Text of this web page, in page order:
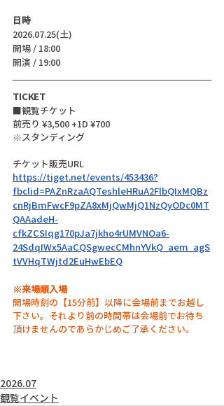
日時
2026.07.25(土)
開場 / 18:00
開演 / 19:00
TICKET
■観覧チケット
前売り ¥3,500 +1D ¥700
※スタンディング
チケット販売URL
https://tiget.net/events/453436?
fbclid=PAZnRzaAQTeshleHRuA2FlbQIxMQBz
cnRjBmFwcF9pZA8xMjQwMjQ1NzQyODc0MT
QAAadeH-
cfkZCSIqg170pJa7jkho4rUMVNOa6-
24SdqIWx5AaCQSgwecCMhnYVkQ_aem_agS
tVVHqTWjtd2EuHwEbEQ
※来場順入場
開場時刻の【15分前】以降に会場前までお越し
下さい。それより前の時間帯は会場前でお待ち
頂けませんのであらかじめご了承ください。
2026.07
観覧イベント